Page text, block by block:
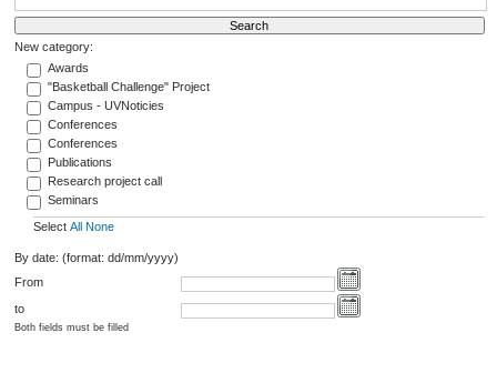
New category:
Awards
"Basketball Challenge" Project
Campus - UVNoticies
Conferences
Conferences
Publications
Research project call
Seminars
Select All None
By date: (format: dd/mm/yyyy)
From
to
Both fields must be filled